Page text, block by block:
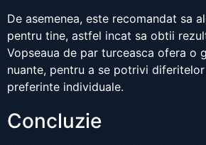
De asemenea, este recomandat sa
pentru tine, astfel incat sa obtii
Vopseaua de par turceasca ofera o
nuante, pentru a se potrivi
preferinte individuale.
Concluzie